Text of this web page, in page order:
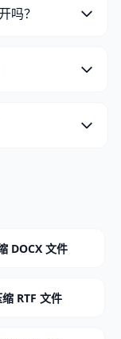
吗？
DOCX 文件
RTF 文件